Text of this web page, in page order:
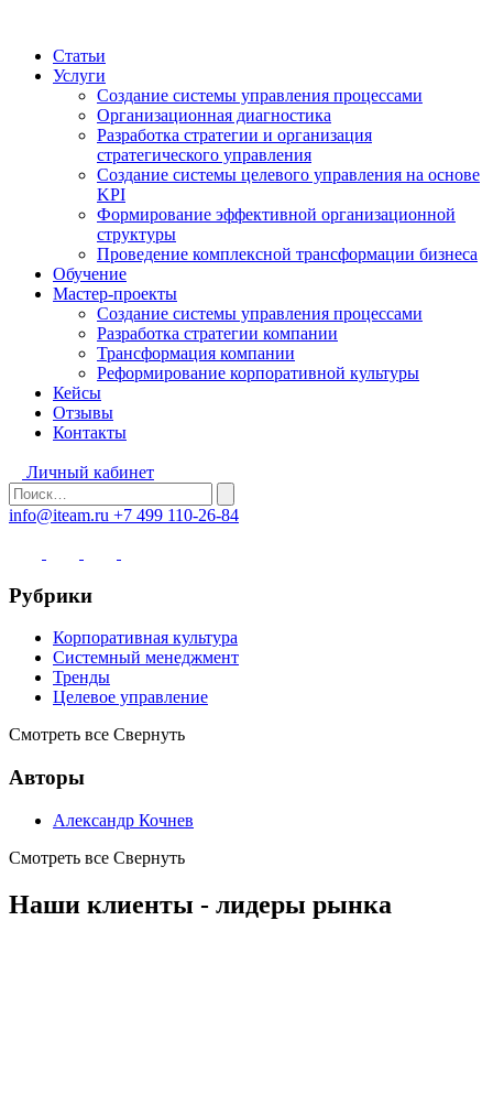
Статьи
Услуги
Создание системы управления процессами
Организационная диагностика
Разработка стратегии и организация
стратегического управления
Создание системы целевого управления на основе
KPI
Формирование эффективной организационной
структуры
Проведение комплексной трансформации бизнеса
Обучение
Мастер-проекты
Создание системы управления процессами
Разработка стратегии компании
Трансформация компании
Реформирование корпоративной культуры
Кейсы
Отзывы
Контакты
Личный кабинет
info@iteam.ru +7 499 110-26-84
Рубрики
Корпоративная культура
Системный менеджмент
Тренды
Целевое управление
Смотреть все Свернуть
Авторы
Александр Кочнев
Смотреть все Свернуть
Наши клиенты - лидеры рынка